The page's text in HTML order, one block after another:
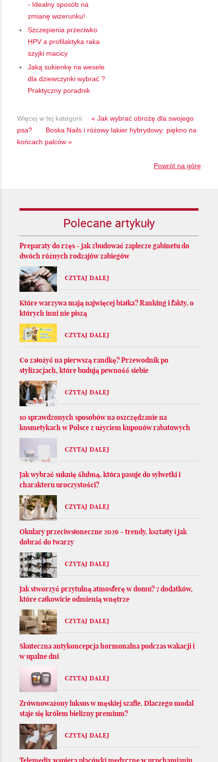
- Idealny sposób na
zmianę wizerunku!
Szczepienia przeciwko
HPV a profilaktyka raka
szyjki macicy
Jaką sukienkę na wesele
dla dziewczynki wybrać ?
Praktyczny poradnik
Więcej w tej kategorii:
« Jak wybrać obrożę dla swojego
psa?
Boska Nails i różowy lakier hybrydowy: piękno na
końcach palców »
Powrót na górę
Polecane artykuły
Preparaty do rzęs - jak zbudować zaplecze gabinetu do
dwóch różnych rodzajów zabiegów
CZYTAJ DALEJ
Które warzywa mają najwięcej białka? Ranking i fakty, o
których inni nie piszą
CZYTAJ DALEJ
Co założyć na pierwszą randkę? Przewodnik po
stylizacjach, które budują pewność siebie
CZYTAJ DALEJ
10 sprawdzonych sposobów na oszczędzanie na
kosmetykach w Polsce z użyciem kuponów rabatowych
CZYTAJ DALEJ
Jak wybrać suknię ślubną, która pasuje do sylwetki i
charakteru uroczystości?
CZYTAJ DALEJ
Okulary przeciwsłoneczne 2026 - trendy, kształty i jak
dobrać do twarzy
CZYTAJ DALEJ
Jak stworzyć przytulną atmosferę w domu? 7 dodatków,
które całkowicie odmienią wnętrze
CZYTAJ DALEJ
Skuteczna antykoncepcja hormonalna podczas wakacji i
w upalne dni
CZYTAJ DALEJ
Zrównoważony luksus w męskiej szafie. Dlaczego modal
staje się królem bielizny premium?
CZYTAJ DALEJ